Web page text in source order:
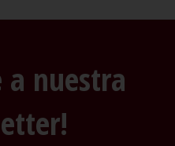
a nuestra